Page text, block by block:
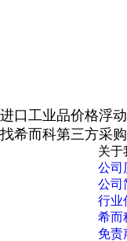
进口工业品价格浮
找希而科第三方采
关于
公司
公司
行业
希而
免责